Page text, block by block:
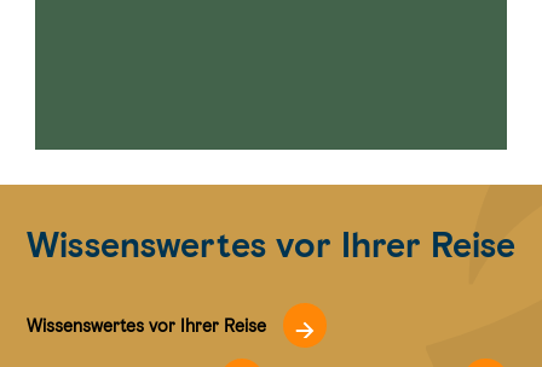
Wissenswertes vor Ihrer Reise
Wissenswertes vor Ihrer Reise